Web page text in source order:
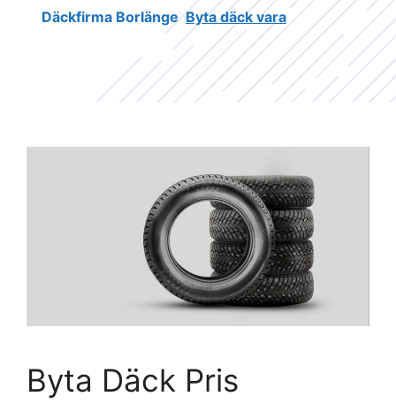
Däckfirma Borlänge Byta däck vara
Byta Däck Pris